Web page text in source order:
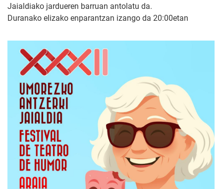
Jaialdiako jardueren barruan antolatu da.
Duranako elizako enparantzan izango da 20:00etan